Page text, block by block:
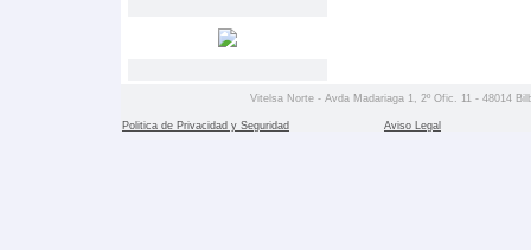
Vitelsa Norte - Avda Madariaga 1, 2º Ofic. 11 - 48014
Politica de Privacidad y Seguridad Aviso Legal